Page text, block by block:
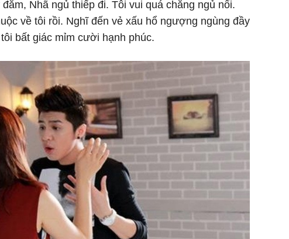
Nhã ngủ thiếp đi. Tôi vui quá chẳng ngủ nổi.
về tôi rồi. Nghĩ đến vẻ xấu hổ ngượng ngùng đầy
bất giác mỉm cười hạnh phúc.